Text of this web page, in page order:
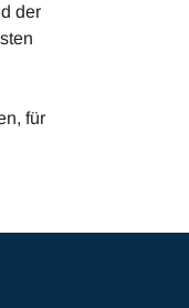
der
für